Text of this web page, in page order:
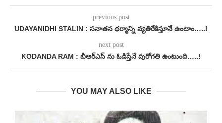
previous post
UDAYANIDHI STALIN : సనాతన ధర్మాన్ని వ్యతిరేకిస్తూనే ఉంటాం…..!
next post
KODANDA RAM : బీఆర్ఎస్ ను ఓడిస్తేనే పురోగతి ఉంటుంది…..!
YOU MAY ALSO LIKE